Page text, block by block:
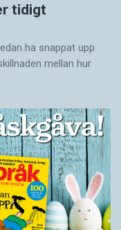
tidigt
ha snappat upp
mellan hur